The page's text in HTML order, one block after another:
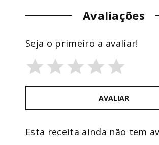
Avaliações
Esta receita ainda não tem
Seja o primeiro a avaliar!
AVALIAR